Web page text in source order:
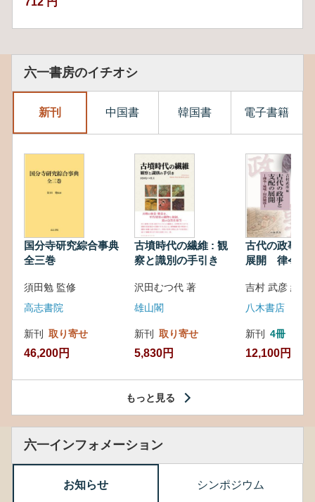
六一書房のイチオシ
新刊 中国書 韓国書 電子書籍
国分寺研究綜合事典
全三巻
須田勉 監修
高志書院
新刊 取り寄せ
46,200円
古墳時代の繊維 : 観
察と識別の手引き
沢田むつ代 著
雄山閣
新刊 取り寄せ
5,830円
古代の政事と
展開 律令・
吉村 武彦 編集
八木書店
新刊 4冊
12,100円
もっと見る
六一インフォメーション
お知らせ シンポジウム